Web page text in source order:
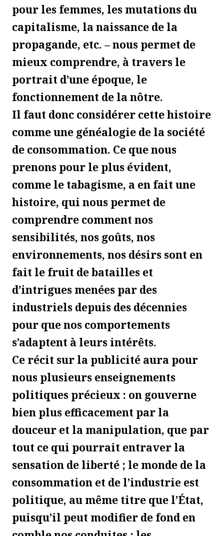
pour les femmes, les mutations du
capitalisme, la naissance de la
propagande, etc. – nous permet de
mieux comprendre, à travers le
portrait d’une époque, le
fonctionnement de la nôtre.
Il faut donc considérer cette histoire
comme une généalogie de la société
de consommation. Ce que nous
prenons pour le plus évident,
comme le tabagisme, a en fait une
histoire, qui nous permet de
comprendre comment nos
sensibilités, nos goûts, nos
environnements, nos désirs sont en
fait le fruit de batailles et
d’intrigues menées par des
industriels depuis des décennies
pour que nos comportements
s’adaptent à leurs intérêts.
Ce récit sur la publicité aura pour
nous plusieurs enseignements
politiques précieux : on gouverne
bien plus efficacement par la
douceur et la manipulation, que par
tout ce qui pourrait entraver la
sensation de liberté ; le monde de la
consommation et de l’industrie est
politique, au même titre que l’État,
puisqu’il peut modifier de fond en